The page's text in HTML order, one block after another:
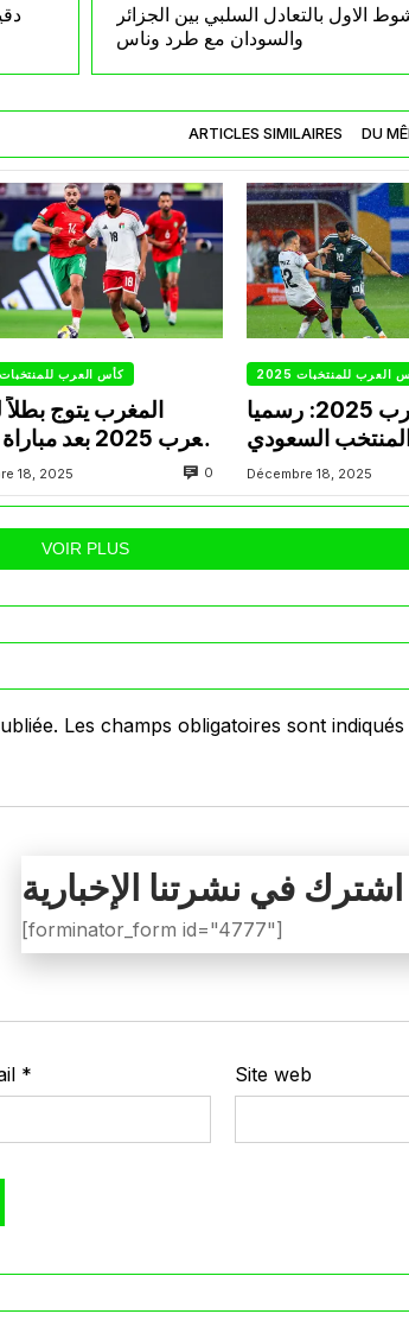
الاول بالتعادل السلبي بين الجزائر
والسودان مع طرد وناس
ARTICLES SIMILAIRES DU
كأس العرب للمنتخبات 2025
المغرب يتوج
العرب 2025 بعد
و فوز امام
18, 2025 0
العرب للمنتخبات 2025
كأس العرب 2025: رسميا
المنتخب السعودي
و نظيره الإماراتي
Décembre 18, 2025
VOIR PLUS
Les champs obligatoires sont indiqués
* Site web
[forminator_form id="4777"]